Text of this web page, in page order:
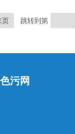
页 跳转到第
污网